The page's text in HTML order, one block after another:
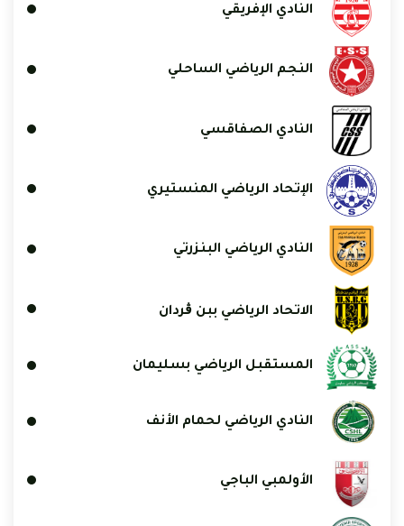
النادي الإفريقي
النجم الرياضي الساحلي
النادي الصفاقسي
الإتحاد الرياضي المنستيري
النادي الرياضي البنزرتي
الاتحاد الرياضي ببن ڨردان
المستقبل الرياضي بسليمان
النادي الرياضي لحمام الأنف
الأولمبي الباجي